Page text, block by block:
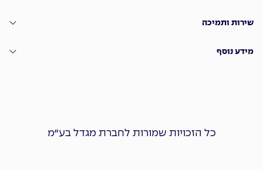
שירות ותמיכה
מידע נוסף
כל הזכויות שמורות לחברת מגדל בע״מ